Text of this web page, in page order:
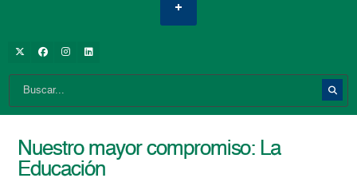
Nuestro mayor compromiso: La
Educación